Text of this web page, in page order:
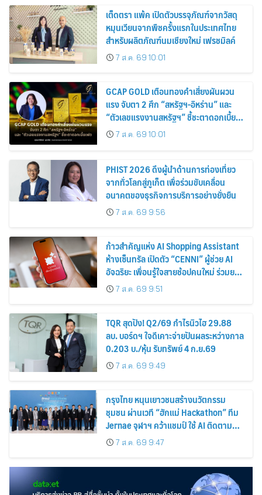
เต็ดตรา แพ้ค เปิดตัวบรรจุภัณฑ์จากวัสดุ
หมุนเวียนจากพืชครั้งแรกในประเทศไทย
สำหรับผลิตภัณฑ์นมเชียงใหม่ เฟรชมิลค์
7 ส.ค. 69 10:01
GCAP GOLD เตือนทองคำเสี่ยงผันผวน
แรง จับตา 2 ศึก “สหรัฐฯ-อิหร่าน” และ
“ตัวเลขแรงงานสหรัฐฯ” ชี้ชะตาดอกเบี้ย
เฟด7 ส.ค. 69 10:01
PHIST 2026 ดึงผู้นำด้านการท่องเที่ยว
จากทั่วโลกสู่ภูเก็ต เพื่อร่วมขับเคลื่อน
อนาคตของธุรกิจการบริการอย่างยั่งยืน
7 ส.ค. 69 9:56
ก้าวสำคัญแห่ง AI Shopping Assistant
ห้างเซ็นทรัล เปิดตัว “CENNI” ผู้ช่วย AI
อัจฉริยะ เพื่อนรู้ใจสายช้อปคนใหม่ ร่วมยก
ระดับประสบการณ์ช้อปปิ้งให้ง่ายขึ้นได้ ใน
แชตเดียว
7 ส.ค. 69 9:51
TQR สุดปัง! Q2/69 กำไรนิวไฮ 29.88
ลบ. บอร์ดฯ ใจดีเคาะจ่ายปันผลระหว่างกาล
0.203 บ./หุ้น รับทรัพย์ 4 ก.ย.69
7 ส.ค. 69 9:49
กรุงไทย หนุนเยาวชนสร้างนวัตกรรม
ชุมชน ผ่านเวที “ฮักแม่ Hackathon” ทีม
Jernae จุฬาฯ คว้าแชมป์ ใช้ AI ติดตาม
ทรัพย์สินสูญหาย
7 ส.ค. 69 9:47